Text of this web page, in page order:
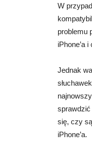
W
problemu
iPhone’a
Jednak
sprawdzić
się, czy
iPhone’a.